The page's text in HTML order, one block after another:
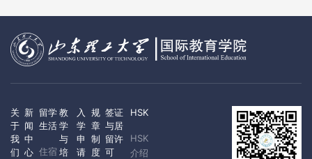
关
于
我
们
新
闻
中
心
留学
生活
住宿
教
学
与
培
入
学
申
请
规
章
制
度
签证
与居
留许
可
HSK
HSK
介绍